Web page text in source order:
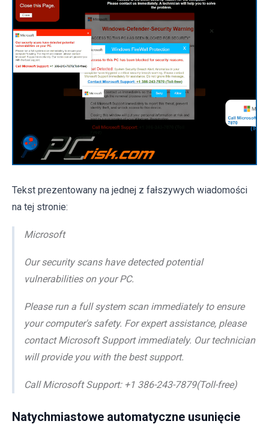
Tekst prezentowany na jednej z fałszywych wiadomości
na tej stronie:
Microsoft
Our security scans have detected potential
vulnerabilities on your PC.
Please run a full system scan immediately to ensure
your computer's safety. For expert assistance, please
contact Microsoft Support immediately. Our technician
will provide you with the best support.
Call Microsoft Support: +1 386-243-7879(Toll-free)
Natychmiastowe automatyczne usunięcie